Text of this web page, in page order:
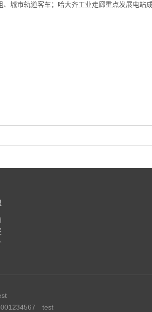
城市轨道客车；哈大齐工业走廊重点发展电站
test